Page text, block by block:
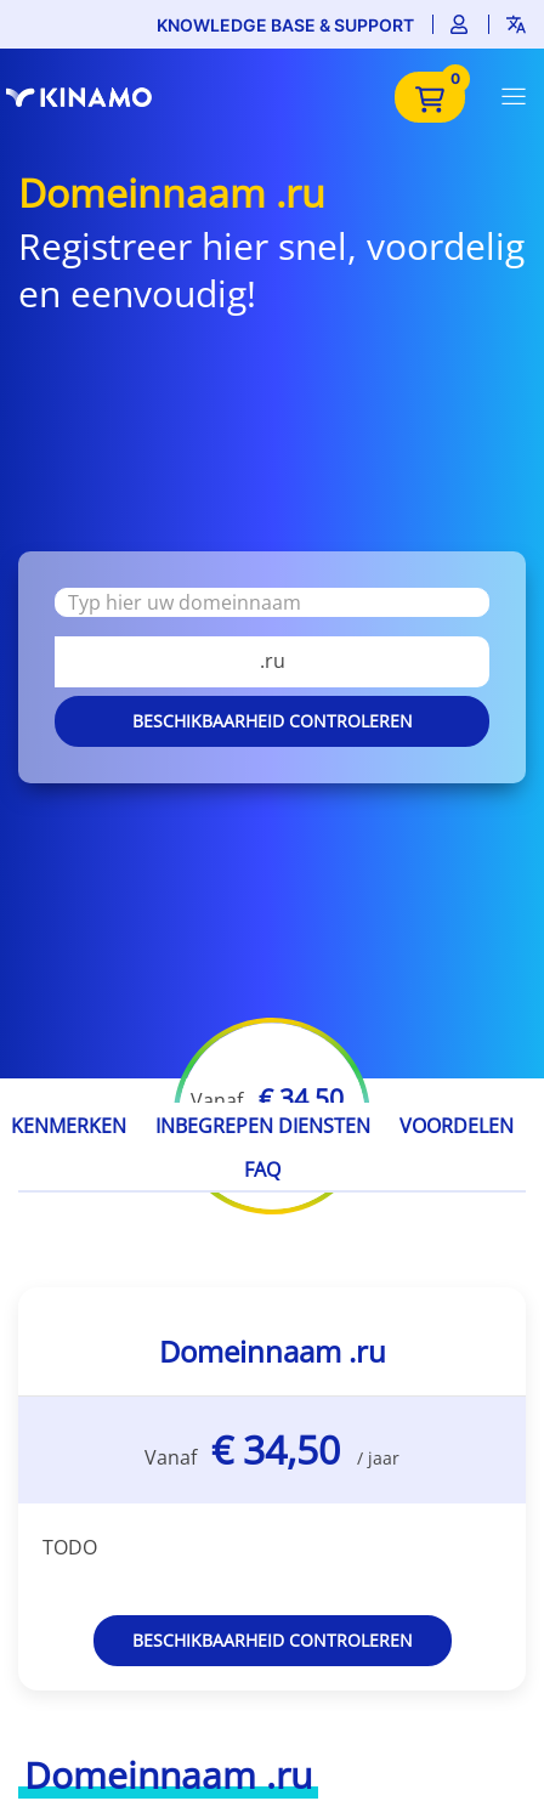
KNOWLEDGE BASE & SUPPORT
0
Domeinnaam .ru
Registreer hier snel, voordelig
en eenvoudig!
.ru
BESCHIKBAARHEID CONTROLEREN
Vanaf € 34,50
/ jaar
KENMERKEN INBEGREPEN DIENSTEN
VOORDELEN
FAQ
Domeinnaam .ru
Domeinnaam .ru
Vanaf € 34,50 / jaar
TODO
BESCHIKBAARHEID CONTROLEREN